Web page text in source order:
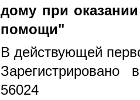
дому при
помощи"
В действующей
56024